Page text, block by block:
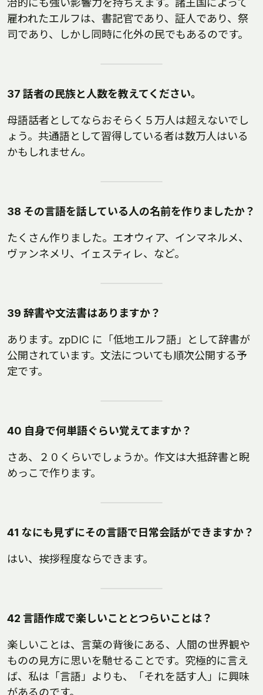
治的にも強い影響力を持ちえます。諸王国によって
雇われたエルフは、書記官であり、証人であり、祭
司であり、しかし同時に化外の民でもあるのです。
37 話者の民族と人数を教えてください。
母語話者としてならおそらく５万人は超えないでし
ょう。共通語として習得している者は数万人はいる
かもしれません。
38 その言語を話している人の名前を作りましたか？
たくさん作りました。エオウィア、インマネルメ、
ヴァンネメリ、イェスティレ、など。
39 辞書や文法書はありますか？
あります。zpDIC に「低地エルフ語」として辞書が
公開されています。文法についても順次公開する予
定です。
40 自身で何単語ぐらい覚えてますか？
さあ、２０くらいでしょうか。作文は大抵辞書と睨
めっこで作ります。
41 なにも見ずにその言語で日常会話ができますか？
はい、挨拶程度ならできます。
42 言語作成で楽しいこととつらいことは？
楽しいことは、言葉の背後にある、人間の世界観や
ものの見方に思いを馳せることです。究極的に言え
ば、私は「言語」よりも、「それを話す人」に興味
があるのです。